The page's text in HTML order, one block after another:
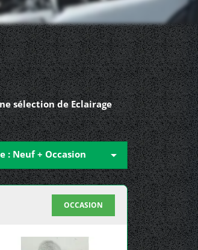
sélection de Eclairage
: Neuf + Occasion 
OCCASION